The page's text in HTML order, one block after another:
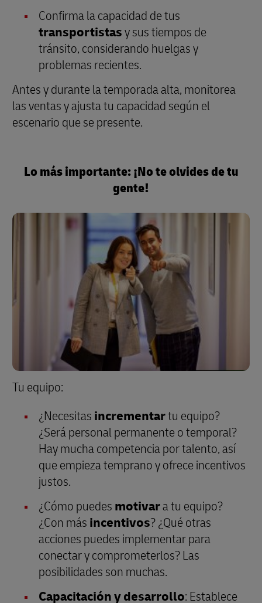
Confirma la capacidad de tus
transportistasy sus tiempos de
tránsito, considerando huelgas y
problemas recientes.
Antes y durante la temporada alta, monitorea
las ventas y ajusta tu capacidad según el
escenario que se presente.
Lo más importante: ¡No te olvides de tu
gente!
Tu equipo:
¿Necesitas incrementartu equipo?
¿Será personal permanente o temporal?
Hay mucha competencia por talento, así
que empieza temprano y ofrece incentivos
justos.
¿Cómo puedes motivara tu equipo?
¿Con más incentivos? ¿Qué otras
acciones puedes implementar para
conectar y comprometerlos? Las
posibilidades son muchas.
Capacitación y desarrollo: Establece